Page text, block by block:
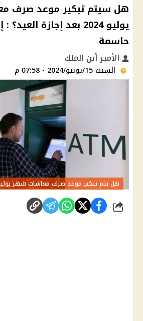
هل سيتم تبكير موعد صرف
يوليو 2024 بعد إجازة
حاسمة
الأمير أبن الملك
السبت 15/يونيو/2024 - 07:58 م
هل يتم تبكير موعد صرف معاشات شهر يوليو 2024 بعد إجازة
شارك